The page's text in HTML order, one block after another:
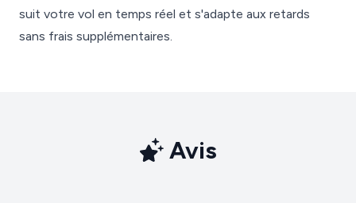
suit votre vol en temps réel et s'adapte aux retards
sans frais supplémentaires.
Avis